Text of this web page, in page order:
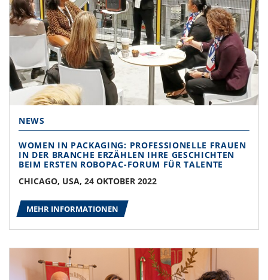
NEWS
WOMEN IN PACKAGING: PROFESSIONELLE FRAUEN
IN DER BRANCHE ERZÄHLEN IHRE GESCHICHTEN
BEIM ERSTEN ROBOPAC-FORUM FÜR TALENTE
CHICAGO, USA, 24 OKTOBER 2022
MEHR INFORMATIONEN